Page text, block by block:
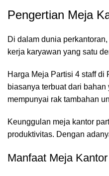
Pengertian Meja
Di dalam dunia perkantoran,
kerja karyawan yang satu
Harga Meja Partisi 4 staff
biasanya terbuat dari
mempunyai rak tambahan
Keunggulan meja kantor
produktivitas. Dengan
Manfaat Meja